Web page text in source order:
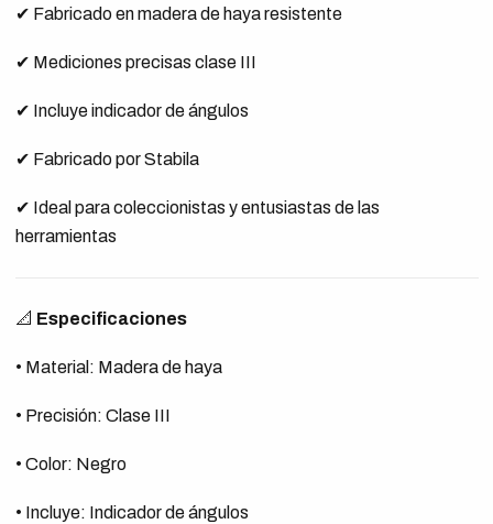
✔ Fabricado en madera de haya resistente
✔ Mediciones precisas clase III
✔ Incluye indicador de ángulos
✔ Fabricado por Stabila
✔ Ideal para coleccionistas y entusiastas de las
herramientas
📐 Especificaciones
• Material: Madera de haya
• Precisión: Clase III
• Color: Negro
• Incluye: Indicador de ángulos